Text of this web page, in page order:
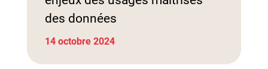
des données
14 octobre 2024